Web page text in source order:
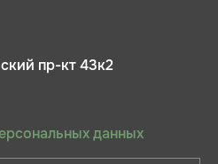
пр-кт 43к2
данных